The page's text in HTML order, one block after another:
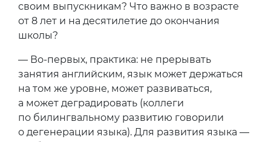
своим выпускникам? Что важно в возрасте
от 8 лет и на десятилетие до окончания
школы?
— Во-первых, практика: не прерывать
занятия английским, язык может держаться
на том же уровне, может развиваться,
а может деградировать (коллеги
по билингвальному развитию говорили
о дегенерации языка). Для развития языка —